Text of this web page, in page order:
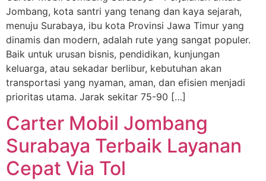
Jombang, kota santri yang tenang dan kaya sejarah,
menuju Surabaya, ibu kota Provinsi Jawa Timur yang
dinamis dan modern, adalah rute yang sangat populer.
Baik untuk urusan bisnis, pendidikan, kunjungan
keluarga, atau sekadar berlibur, kebutuhan akan
transportasi yang nyaman, aman, dan efisien menjadi
prioritas utama. Jarak sekitar 75-90 […]
Carter Mobil Jombang
Surabaya Terbaik Layanan
Cepat Via Tol